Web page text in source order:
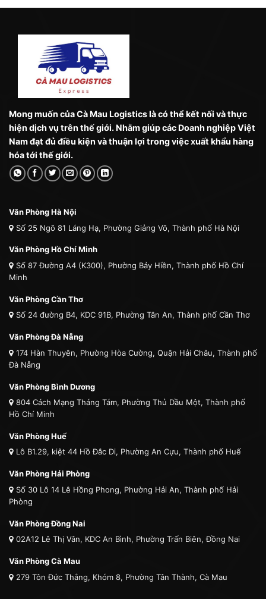
Mong muốn của Cà Mau Logistics là có thể kết nối và thực
hiện dịch vụ trên thế giới. Nhằm giúp các Doanh nghiệp Việt
Nam đạt đủ điều kiện và thuận lợi trong việc xuất khẩu hàng
hóa tới thế giới.
Văn Phòng Hà Nội
Số 25 Ngõ 81 Láng Hạ, Phường Giảng Võ, Thành phố Hà Nội
Văn Phòng Hồ Chí Minh
Số 87 Đường A4 (K300), Phường Bảy Hiền, Thành phố Hồ Chí
Minh
Văn Phòng Cần Thơ
Số 24 đường B4, KDC 91B, Phường Tân An, Thành phố Cần Thơ
Văn Phòng Đà Nẵng
174 Hàn Thuyên, Phường Hòa Cường, Quận Hải Châu, Thành phố
Đà Nẵng
Văn Phòng Bình Dương
804 Cách Mạng Tháng Tám, Phường Thủ Dầu Một, Thành phố
Hồ Chí Minh
Văn Phòng Huế
Lô B1.29, kiệt 44 Hồ Đắc Di, Phường An Cựu, Thành phố Huế
Văn Phòng Hải Phòng
Số 30 Lô 14 Lê Hồng Phong, Phường Hải An, Thành phố Hải
Phòng
Văn Phòng Đồng Nai
02A12 Lê Thị Vân, KDC An Bình, Phường Trấn Biên, Đồng Nai
Văn Phòng Cà Mau
279 Tôn Đức Thắng, Khóm 8, Phường Tân Thành, Cà Mau